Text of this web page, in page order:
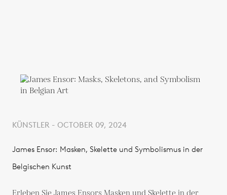
KÜNSTLER - OCTOBER 09, 2024
James Ensor: Masken, Skelette und Symbolismus in der
Belgischen Kunst